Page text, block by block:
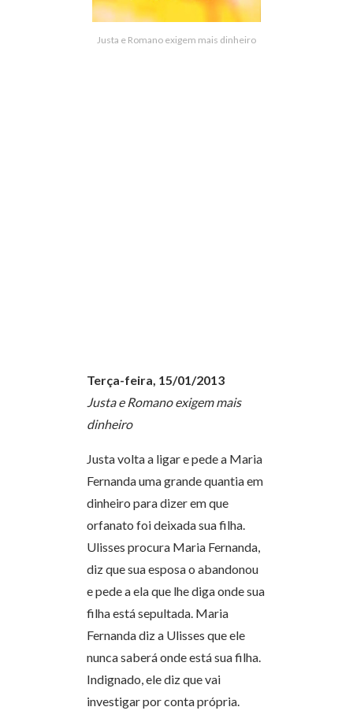
Justa e Romano exigem mais dinheiro
Terça-feira, 15/01/2013
Justa e Romano exigem mais
dinheiro
Justa volta a ligar e pede a Maria
Fernanda uma grande quantia em
dinheiro para dizer em que
orfanato foi deixada sua filha.
Ulisses procura Maria Fernanda,
diz que sua esposa o abandonou
e pede a ela que lhe diga onde sua
filha está sepultada. Maria
Fernanda diz a Ulisses que ele
nunca saberá onde está sua filha.
Indignado, ele diz que vai
investigar por conta própria.